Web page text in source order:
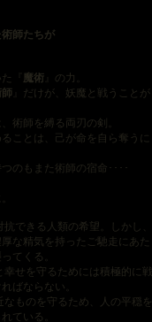
術師たちが
『 魔術 』の力。
師 』だけが、妖魔と戦うことが
、術師を縛る両刃の剣。
ことは、己が命を自ら奪うに
のもまた術師の宿命････
できる人類の希望。しかし、
な精気を持ったご馳走にあた
てくる。
せを守るためには積極的に戦
ばならない。
ものを守るため、人の平穏を
ている。